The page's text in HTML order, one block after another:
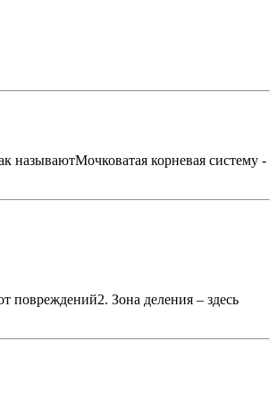
называютМочковатая корневая систему -
повреждений2. Зона деления – здесь